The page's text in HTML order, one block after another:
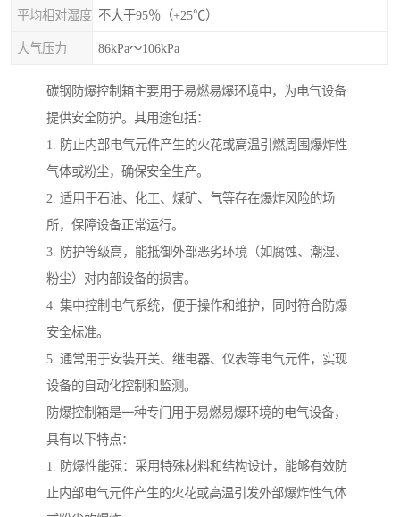
平均相对湿度 不大于95％（+25℃）
大气压力 86kPa～106kPa
碳钢防爆控制箱主要用于易燃易爆环境中，为电气设备
提供安全防护。其用途包括：
1. 防止内部电气元件产生的火花或高温引燃周围爆炸性
气体或粉尘，确保安全生产。
2. 适用于石油、化工、煤矿、气等存在爆炸风险的场
所，保障设备正常运行。
3. 防护等级高，能抵御外部恶劣环境（如腐蚀、潮湿、
粉尘）对内部设备的损害。
4. 集中控制电气系统，便于操作和维护，同时符合防爆
安全标准。
5. 通常用于安装开关、继电器、仪表等电气元件，实现
设备的自动化控制和监测。
防爆控制箱是一种专门用于易燃易爆环境的电气设备，
具有以下特点：
1. 防爆性能强：采用特殊材料和结构设计，能够有效防
止内部电气元件产生的火花或高温引发外部爆炸性气体